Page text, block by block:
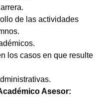
de las actividades
los casos en que resulte
Asesor: